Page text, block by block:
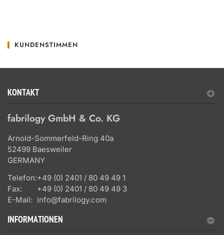
KUNDENSTIMMEN
KONTAKT
fabrilogy GmbH & Co. KG
Arnold-Sommerfeld-Ring 40a
52499 Baesweiler
GERMANY
Telefon:+49 (0) 2401 / 80 49 49 1
Fax:
+49 (0) 2401 / 80 49 49 3
E-Mail: info@fabrilogy.com
INFORMATIONEN